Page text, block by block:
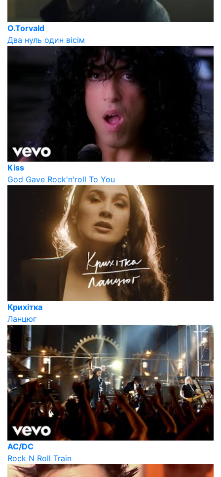
O.Torvald
Два нуль один вісім
Kiss
God Gave Rock'n'roll To You
Крихітка
Ланцюг
AC/DC
Rock N Roll Train